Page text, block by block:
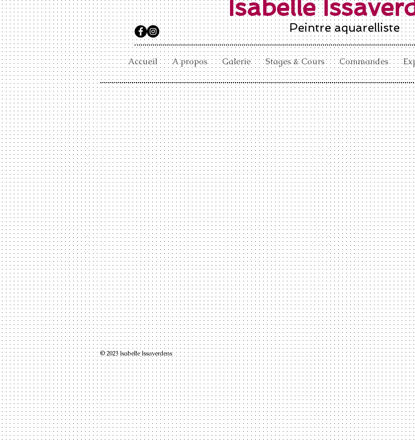
Isabelle
Peintre aquarelliste
Accueil A propos Galerie Stages & Cours Commandes
© 2023 Isabelle Issaverdens